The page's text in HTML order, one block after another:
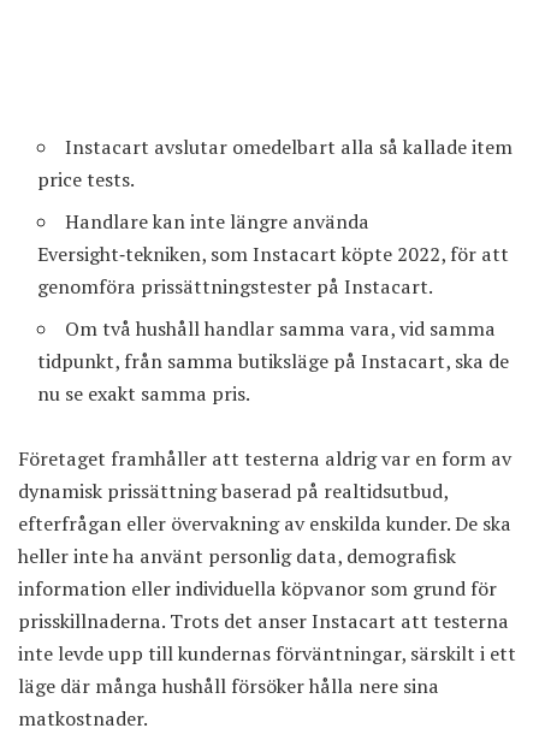
Instacart avslutar omedelbart alla så kallade item
price tests.
Handlare kan inte längre använda
Eversight‑tekniken, som Instacart köpte 2022, för att
genomföra prissättningstester på Instacart.
Om två hushåll handlar samma vara, vid samma
tidpunkt, från samma butiksläge på Instacart, ska de
nu se exakt samma pris.
Företaget framhåller att testerna aldrig var en form av
dynamisk prissättning baserad på realtidsutbud,
efterfrågan eller övervakning av enskilda kunder. De ska
heller inte ha använt personlig data, demografisk
information eller individuella köpvanor som grund för
prisskillnaderna. Trots det anser Instacart att testerna
inte levde upp till kundernas förväntningar, särskilt i ett
läge där många hushåll försöker hålla nere sina
matkostnader.